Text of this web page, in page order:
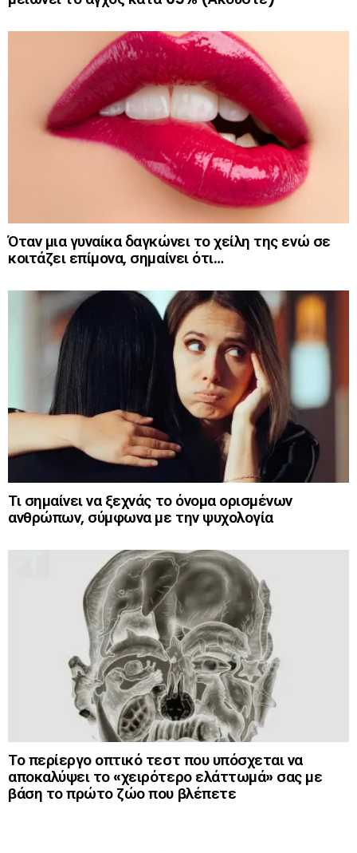
Όταν μια γυναίκα δαγκώνει το χείλη της ενώ σε
κοιτάζει επίμονα, σημαίνει ότι…
Τι σημαίνει να ξεχνάς το όνομα ορισμένων
ανθρώπων, σύμφωνα με την ψυχολογία
Το περίεργο οπτικό τεστ που υπόσχεται να
αποκαλύψει το «χειρότερο ελάττωμά» σας με
βάση το πρώτο ζώο που βλέπετε